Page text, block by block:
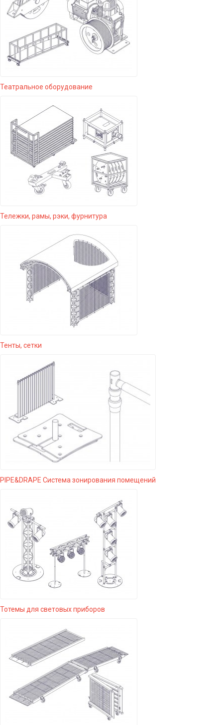
Театральное оборудование
Тележки, рамы, рэки, фурнитура
Тенты, сетки
PIPE&DRAPE Система зонирования помещений
Тотемы для световых приборов